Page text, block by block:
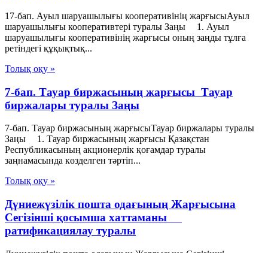
17-бап. Ауыл шаруашылығы кооперативінің жарғысыАуыл
шаруашылығы кооперативтері туралы Заңы 1. Ауыл
шаруашылығы кооперативінің жарғысы оның заңды тұлға
ретіндегі құқықтық...
Толық оқу »
7-бап. Тауар биржасының жарғысы Тауар
биржалары туралы Заңы
7-бап. Тауар биржасының жарғысыТауар биржалары туралы
Заңы 1. Тауар биржасының жарғысы Қазақстан
Республикасының акционерлік қоғамдар туралы
заңнамасында көзделген тәртіп...
Толық оқу »
Дүниежүзілік пошта одағының Жарғысына
Сегізінші қосымша хаттаманы
ратификациялау туралы